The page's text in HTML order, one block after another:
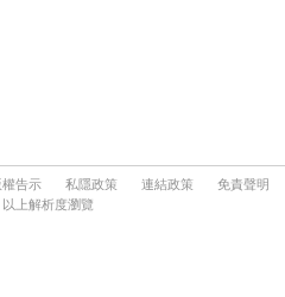
權告示 私隱政策 連結政策
免責聲明
上解析度瀏覽